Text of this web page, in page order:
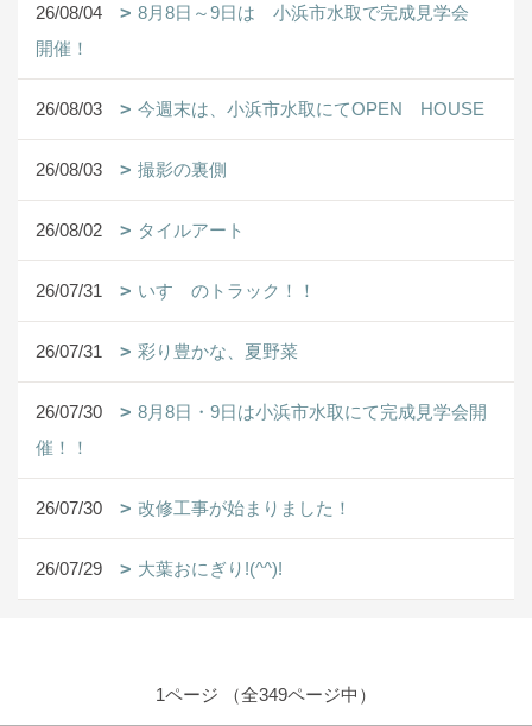
26/08/04
8月8日～9日は 小浜市水取で完成見学会
開催！
26/08/03 今週末は、小浜市水取にてOPEN HOUSE
26/08/03 撮影の裏側
26/08/02 タイルアート
26/07/31 いすゞのトラック！！
26/07/31 彩り豊かな、夏野菜
26/07/30
8月8日・9日は小浜市水取にて完成見学会開
催！！
26/07/30 改修工事が始まりました！
26/07/29 大葉おにぎり!(^^)!
1ページ （全349ページ中）